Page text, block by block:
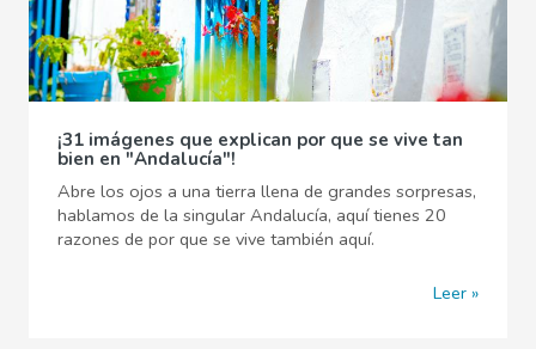
¡31 imágenes que explican por que se vive tan
bien en "Andalucía"!
Abre los ojos a una tierra llena de grandes sorpresas,
hablamos de la singular Andalucía, aquí tienes 20
razones de por que se vive también aquí.
Leer